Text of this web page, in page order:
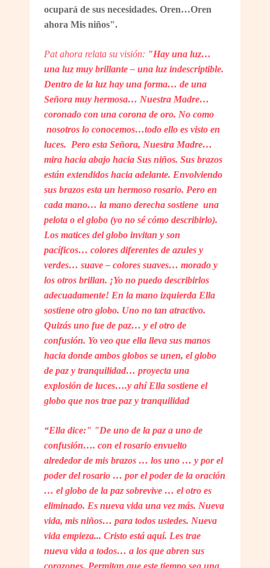
ocupará de sus necesidades. Oren…Oren
ahora Mis niños".
Pat ahora relata su visión: "Hay una luz…
una luz muy brillante – una luz indescriptible.
Dentro de la luz hay una forma… de una
Señora muy hermosa… Nuestra Madre…
coronado con una corona de oro. No como
nosotros lo conocemos…todo ello es visto en
luces. Pero esta Señora, Nuestra Madre…
mira hacia abajo hacia Sus niños. Sus brazos
están extendidos hacia adelante. Envolviendo
sus brazos esta un hermoso rosario. Pero en
cada mano… la mano derecha sostiene una
pelota o el globo (yo no sé cómo describirlo).
Los matices del globo invitan y son
pacíficos… colores diferentes de azules y
verdes… suave – colores suaves… morado y
los otros brillan. ¡Yo no puedo describirlos
adecuadamente! En la mano izquierda Ella
sostiene otro globo. Uno no tan atractivo.
Quizás uno fue de paz… y el otro de
confusión. Yo veo que ella lleva sus manos
hacia donde ambos globos se unen, el globo
de paz y tranquilidad… proyecta una
explosión de luces….y ahí Ella sostiene el
globo que nos trae paz y tranquilidad
“Ella dice:" "De uno de la paz a uno de
confusión…. con el rosario envuelto
alrededor de mis brazos … los uno … y por el
poder del rosario … por el poder de la oración
… el globo de la paz sobrevive … el otro es
eliminado. Es nueva vida una vez más. Nueva
vida, mis niños… para todos ustedes. Nueva
vida empieza... Cristo está aquí. Les trae
nueva vida a todos… a los que abren sus
corazones. Permitan que este tiempo sea una